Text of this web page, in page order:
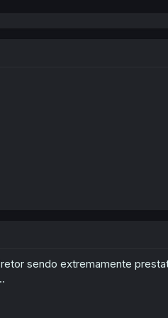
sendo extremamente